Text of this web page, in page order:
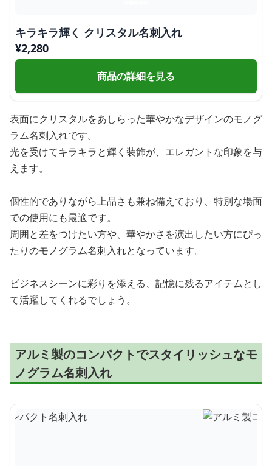
キラキラ輝く クリスタル名刺入れ
¥2,280
商品の詳細を見る
表面にクリスタルをあしらった華やかなデザインのモノグ
ラム名刺入れです。
光を受けてキラキラと輝く装飾が、エレガントな印象を与
えます。
個性的でありながら上品さも兼ね備えており、特別な場面
での使用にも最適です。
周囲と差をつけたい方や、華やかさを演出したい方にぴっ
たりのモノグラム名刺入れとなっています。
ビジネスシーンに彩りを添える、記憶に残るアイテムとし
て活躍してくれるでしょう。
アルミ製のコンパクトでスタイリッシュなモ
ノグラム名刺入れ